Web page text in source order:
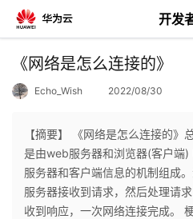
开发
返
个
《网络是怎么连接的》
Echo_Wish 2022/08/30
【摘要】 《网络是怎么连接的》
是由web服务器和浏览器(客户端
服务器和客户端信息的机制组成
服务器接收到请求，然后处理请
收到响应，一次网络连接完成。